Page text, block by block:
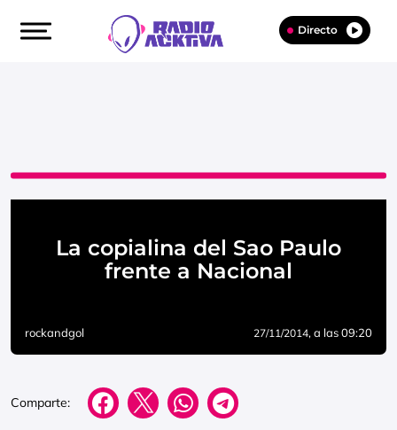
Directo
La copialina del Sao Paulo
frente a Nacional
rockandgol 27/11/2014, a las 09:20
Comparte: